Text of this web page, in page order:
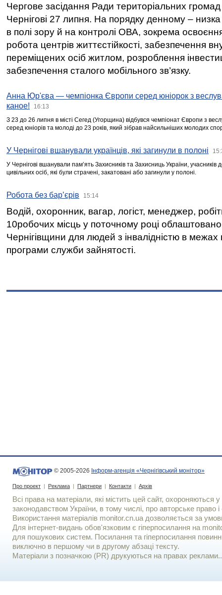
Чергове засідання Ради територіальних громад
Чернігові 27 липня. На порядку денному –
в полі зору й на контролі ОВА, зокрема освоєння
робота центрів життєстійкості, забезпечення
переміщених осіб житлом, розроблення
забезпечення сталого мобільного зв’язку.
Анна Юр'єва — чемпіонка Європи серед юніорок з
каное!
16:13
З 23 до 26 липня в місті Сегед (Угорщина) відбувся чемпіонат Європи з
серед юніорів та молоді до 23 років, який зібрав найсильніших молодих
У Чернігові вшанували українців, які загинули в полоні
У Чернігові вшанували пам’ять Захисників та Захисниць України,
цивільних осіб, які були страчені, закатовані або загинули у полоні.
Робота без бар’єрів 15:14
Водій, охоронник, вагар, логіст, менеджер,
10робочих місць у поточному році
Чернігівщини для людей з інвалідністю в межах
програми служби зайнятості.
© 2005-2026 Інформ-агенція «Чернігівський монітор»
Про проект | Реклама | Партнери | Контакти | Архів
Всі права на матеріали, які містить цей сайт, охороняються у
законодавством України, в тому числі, про авторське право і
Використання матерiалiв monitor.cn.ua дозволяється за
Для iнтернет-видань обов'язковим є гiперпосилання на
для пошукових систем. Посилання та гіперпосилання
виключно в першому чи в другому абзаці тексту.
Матеріали з позначкою (PR) друкуються на правах реклами..